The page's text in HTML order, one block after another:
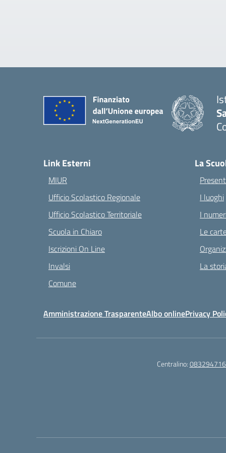
Link Esterni
MIUR
Ufficio Scolastico Regionale
Ufficio Scolastico Territoriale
Scuola in Chiaro
Iscrizioni On Line
Invalsi
Comune
La
I luoghi
I
Le
La
Amministrazione TrasparenteAlbo onlinePrivacy
Centralino: